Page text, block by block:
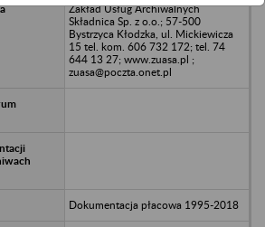
Zakład Usług Archiwalnych
Składnica Sp. z o.o.; 57-500
Bystrzyca Kłodzka, ul. Mickiewicza
15 tel. kom. 606 732 172; tel. 74
644 13 27; www.zuasa.pl ;
zuasa@poczta.onet.pl
Dokumentacja płacowa 1995-2018